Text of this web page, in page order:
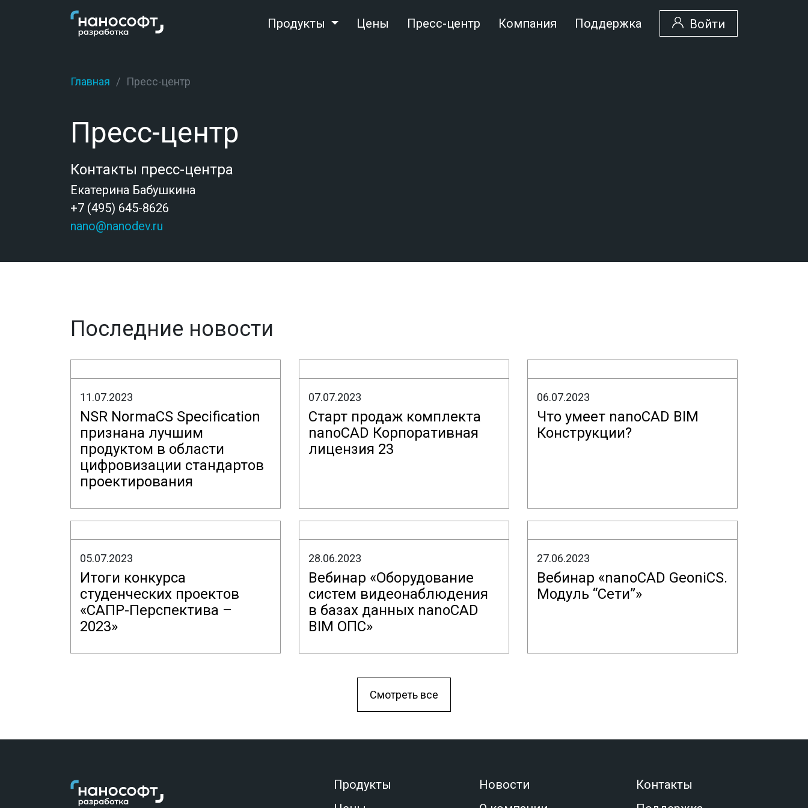
Продукты Цены Пресс-центр Компания Поддержка Войти
Главная Пресс-центр
Пресс-центр
Контакты пресс-центра
Екатерина Бабушкина
+7 (495) 645-8626
nano@nanodev.ru
Последние новости
11.07.2023
NSR NormaCS Specification
признана лучшим
продуктом в области
цифровизации стандартов
проектирования
07.07.2023
Старт продаж комплекта
nanoCAD Корпоративная
лицензия 23
06.07.2023
Что умеет nanoCAD BIM
Конструкции?
05.07.2023
Итоги конкурса
студенческих проектов
«САПР-Перспектива –
2023»
28.06.2023
Вебинар «Оборудование
систем видеонаблюдения
в базах данных nanoCAD
BIM ОПС»
27.06.2023
Вебинар «nanoCAD GeoniCS.
Модуль “Сети”»
Смотреть все
Продукты
Новости
Контакты